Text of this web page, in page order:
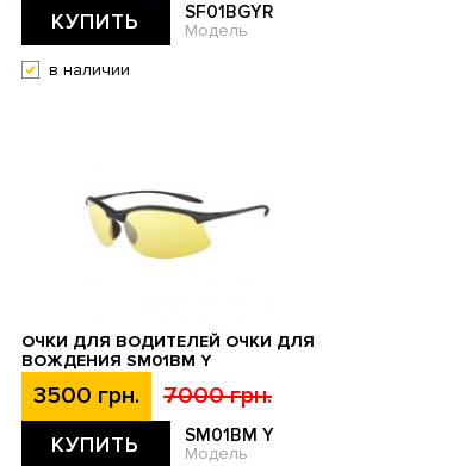
КУПИТЬ SF01BGYR
Модель
в наличии
ОЧКИ ДЛЯ ВОДИТЕЛЕЙ ОЧКИ ДЛЯ
ВОЖДЕНИЯ SM01BM Y
3500 грн. 7000 грн.
КУПИТЬ SM01BM Y
Модель